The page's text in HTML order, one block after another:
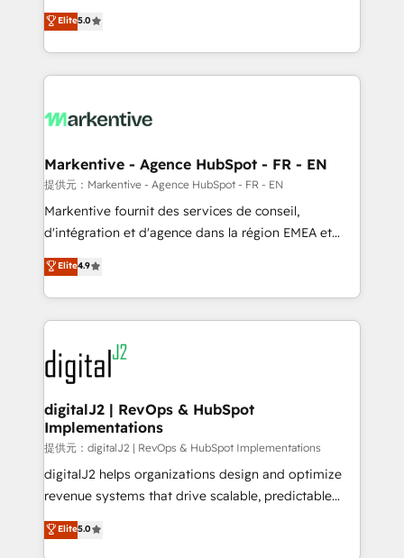
expertise. - A team of 250+ experts dedicated to
your resilient growth.
companies activate HubSpot’s AI-powered
customer platform and operationalize HubSpot’s
Loop Marketing framework through expert-led
services, smart agents, and purpose-built apps,
results, fast. ⚙️CRM & RevOps: Align all Hubs to your
🎯Demand Gen & ABM: Drive pipeline with inbound,
ABM, AEO, SEO, & paid media. 👩‍💻Web Design:
Build high-performing websites with UX, messaging,
& conversion strategy that drive results. 🤖AI
AI, & maximize AEO with tailored AI services. 🧩
Integrations: Extend HubSpot with custom
Elite5.0
Markentive - Agence HubSpot - FR - EN
提供元：Markentive - Agence HubSpot - FR - EN
Markentive fournit des services de conseil,
d'intégration et d'agence dans la région EMEA et
North America. Avec plus de 115 experts en
marketing automation, Growth, Revops, CRM et
webdesign. Markentive is both a consulting firm, a
digital agency and an integrator. With over 115
experts in marketing automation, growth, revops,
CRM and webdesign (We focus on EMEA - USA
customers).
Elite4.9
digitalJ2 | RevOps & HubSpot
Implementations
提供元：digitalJ2 | RevOps & HubSpot Implementations
digitalJ2 helps organizations design and optimize
revenue systems that drive scalable, predictable
growth. As a triple-accredited HubSpot Solutions
Partner, we specialize in both strategic RevOps
Elite5.0